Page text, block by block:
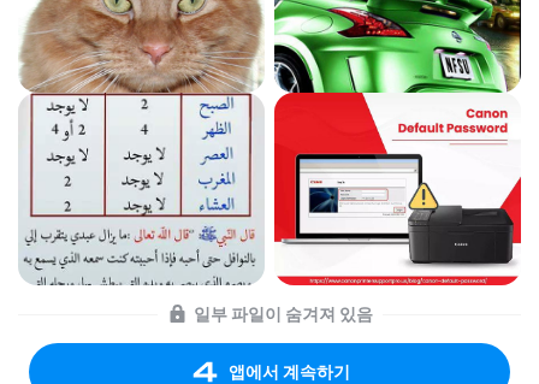
일부 파일이 숨겨져 있음
앱에서 계속하기